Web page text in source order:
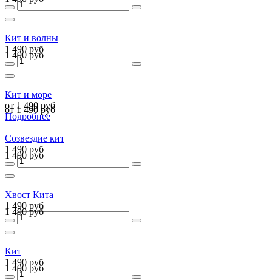
Кит и волны
1 490 руб
1 490 руб
Кит и море
от 1 490 руб
от 1 490 руб
Подробнее
Созвездие кит
1 490 руб
1 490 руб
Хвост Кита
1 490 руб
1 490 руб
Кит
1 490 руб
1 490 руб